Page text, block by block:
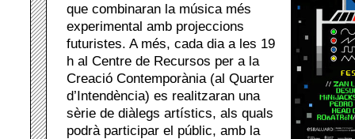
que combinaran la música més
experimental amb projeccions
futuristes. A més, cada dia a les 19
h al Centre de Recursos per a la
Creació Contemporània (al Quarter
d’Intendència) es realitzaran una
sèrie de diàlegs artístics, als quals
podrà participar el públic, amb la